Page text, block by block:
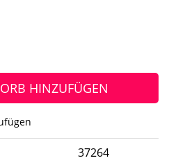
HINZUFÜGEN
37264